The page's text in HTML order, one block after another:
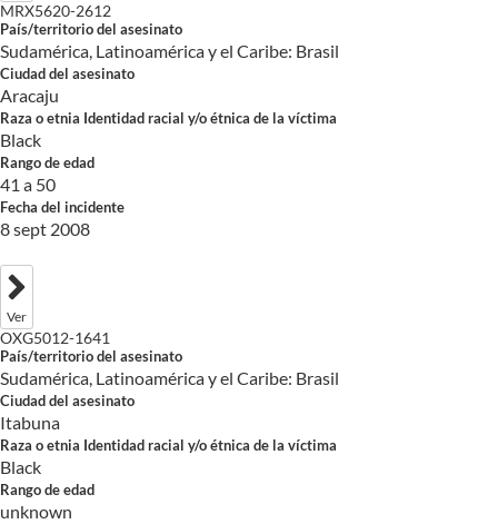
MRX5620-2612
País/territorio del asesinato
Sudamérica, Latinoamérica y el Caribe: Brasil
Ciudad del asesinato
Aracaju
Raza o etnia Identidad racial y/o étnica de la víctima
Black
Rango de edad
41 a 50
Fecha del incidente
8 sept 2008
Ver
OXG5012-1641
País/territorio del asesinato
Sudamérica, Latinoamérica y el Caribe: Brasil
Ciudad del asesinato
Itabuna
Raza o etnia Identidad racial y/o étnica de la víctima
Black
Rango de edad
unknown